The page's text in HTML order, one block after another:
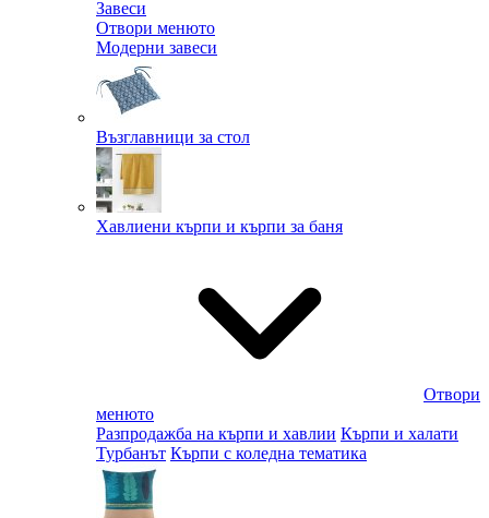
Завеси
Отвори менюто
Модерни завеси
Възглавници за стол
Хавлиени кърпи и кърпи за баня
Отвори
менюто
Разпродажба на кърпи и хавлии Кърпи и халати
Турбанът Кърпи с коледна тематика